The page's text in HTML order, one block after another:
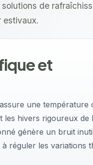
de
estivaux.
et
une température
les hivers rigoureux de
génère un bruit
réguler les variations